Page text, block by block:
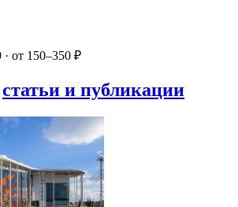
от 150–350 ₽
статьи и публикации